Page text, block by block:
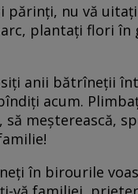
părinţi, nu vă
plantaţi flori
anii bătrîneţii
acum.
să meşterească,
în birourile